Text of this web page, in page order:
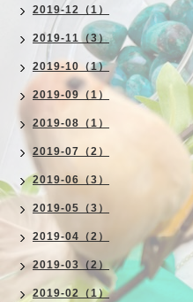
2019-12（1）
2019-11（3）
2019-10（1）
2019-09（1）
2019-08（1）
2019-07（2）
2019-06（3）
2019-05（3）
2019-04（2）
2019-03（2）
2019-02（1）